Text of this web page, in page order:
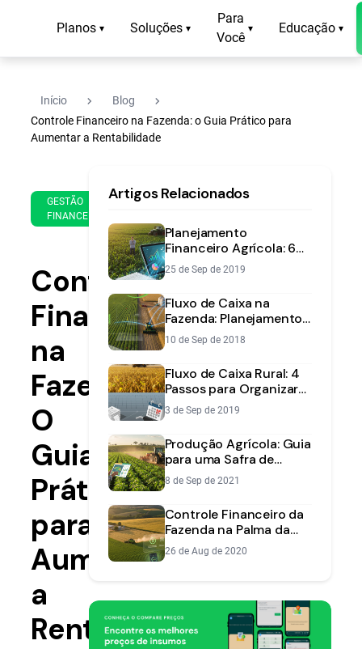
Planos ▾ Soluções ▾
Para
Você
▾ Educação ▾
Início navigate_next Blog navigate_next
Controle Financeiro na Fazenda: o Guia Prático para
Aumentar a Rentabilidade
GESTÃO
FINANCEIRA
de
de
2022
min
leitura
Controle
Financeiro
na
Fazenda:
O
Guia
Prático
para
Aumentar
a
Rentabilidade
Artigos Relacionados
Planejamento
Financeiro Agrícola: 6
Passos para o Sucesso
25 de Sep de 2019
Fluxo de Caixa na
Fazenda: Planejamento
de Safra e Lucro
10 de Sep de 2018
Fluxo de Caixa Rural: 4
Passos para Organizar
Sua Fazenda
3 de Sep de 2019
Produção Agrícola: Guia
para uma Safra de
Sucesso | Aegro
8 de Sep de 2021
Controle Financeiro da
Fazenda na Palma da
Mão: Novidades do App
Aegro
26 de Aug de 2020